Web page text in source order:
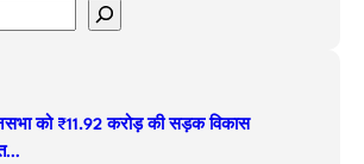
को ₹11.92 करोड़ की सड़क विकास